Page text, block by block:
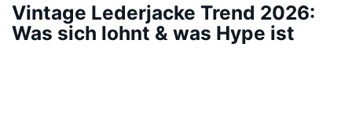
Vintage Lederjacke Trend 2026:
Was sich lohnt & was Hype ist